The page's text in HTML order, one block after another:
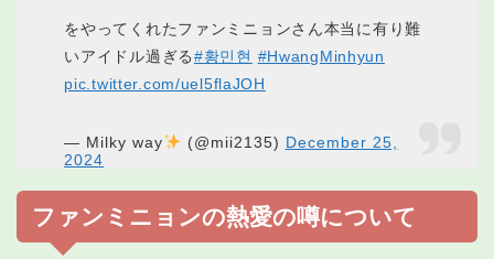
をやってくれたファンミニョンさん本当に有り難
いアイドル過ぎる#황민현 #HwangMinhyun
pic.twitter.com/uel5flaJOH
— Milky way (@mii2135) December 25,
2024
ファンミニョンの熱愛の噂について